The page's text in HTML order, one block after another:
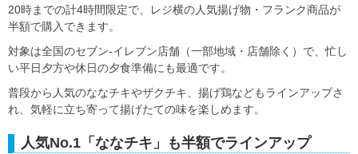
20時までの計4時間限定で、レジ横の人気揚げ物・フランク商品が
半額で購入できます。
対象は全国のセブン‐イレブン店舗（一部地域・店舗除く）で、忙し
い平日夕方や休日の夕食準備にも最適です。
普段から人気のななチキやザクチキ、揚げ鶏などもラインアップさ
れ、気軽に立ち寄って揚げたての味を楽しめます。
人気No.1「ななチキ」も半額でラインアップ